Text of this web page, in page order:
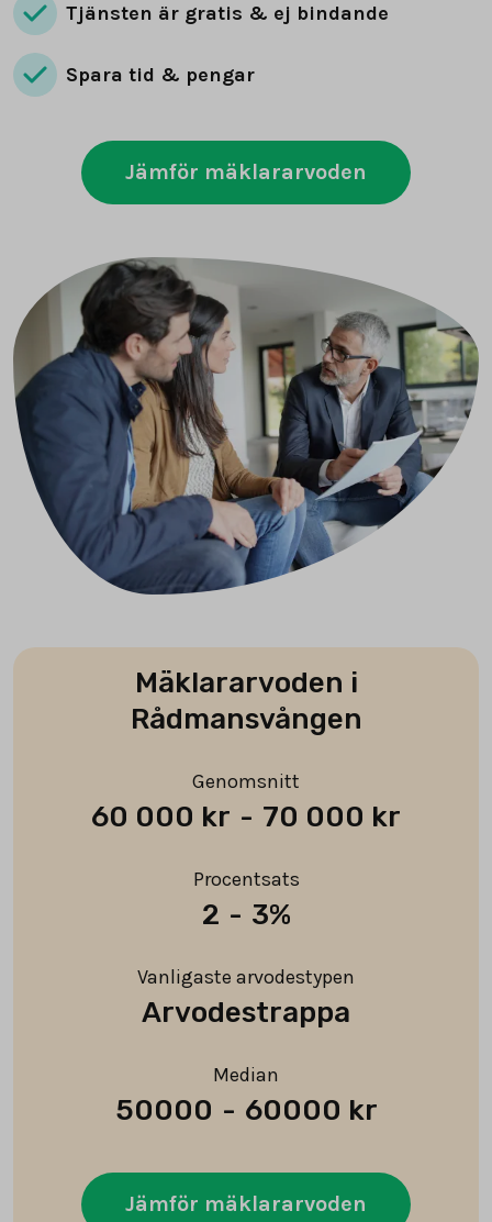
Tjänsten är gratis & ej bindande
Spara tid & pengar
Jämför mäklararvoden
Mäklararvoden i
Rådmansvången
Genomsnitt
60 000 kr - 70 000 kr
Procentsats
2 - 3%
Vanligaste arvodestypen
Arvodestrappa
Median
50000 - 60000 kr
Jämför mäklararvoden